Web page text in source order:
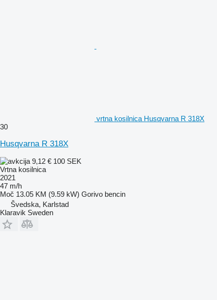
vrtna kosilnica Husqvarna R 318X
30
Husqvarna R 318X
9,12 € 100 SEK
Vrtna kosilnica
2021
47 m/h
Moč 13.05 KM (9.59 kW) Gorivo bencin
Švedska, Karlstad
Klaravik Sweden